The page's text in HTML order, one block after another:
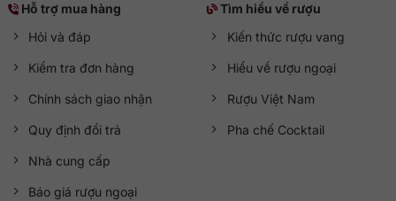
Hỗ trợ mua hàng
Hỏi và đáp
Kiểm tra đơn hàng
Chính sách giao nhận
Quy định đổi trả
Nhà cung cấp
Báo giá rượu ngoại
Tìm hiểu về rượu
Kiến thức rượu vang
Hiểu về rượu ngoại
Rượu Việt Nam
Pha chế Cocktail